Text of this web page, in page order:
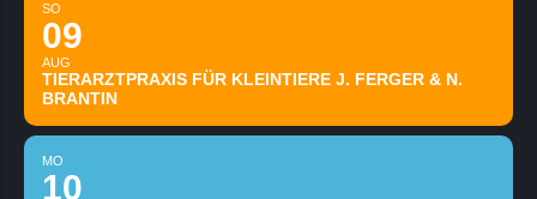
SO
09
AUG
TIERARZTPRAXIS FÜR KLEINTIERE J. FERGER & N.
BRANTIN
MO
10